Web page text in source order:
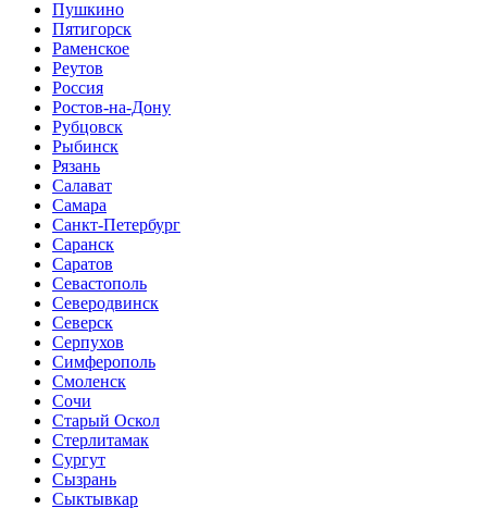
Пушкино
Пятигорск
Раменское
Реутов
Россия
Ростов-на-Дону
Рубцовск
Рыбинск
Рязань
Салават
Самара
Санкт-Петербург
Саранск
Саратов
Севастополь
Северодвинск
Северск
Серпухов
Симферополь
Смоленск
Сочи
Старый Оскол
Стерлитамак
Сургут
Сызрань
Сыктывкар